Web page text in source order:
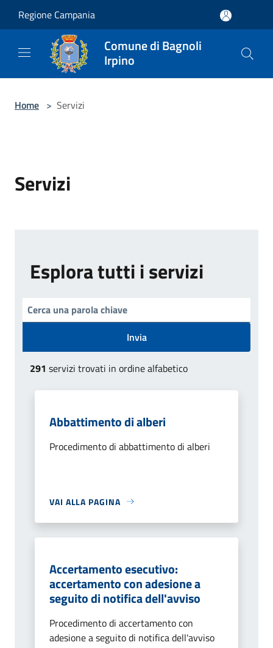
Regione Campania
Comune di Bagnoli
Irpino
Home > Servizi
Servizi
Esplora tutti i servizi
Invia
291 servizi trovati in ordine alfabetico
Abbattimento di alberi
Procedimento di abbattimento di alberi
VAI ALLA PAGINA
Accertamento esecutivo:
accertamento con adesione a
seguito di notifica dell'avviso
Procedimento di accertamento con
adesione a seguito di notifica dell'avviso